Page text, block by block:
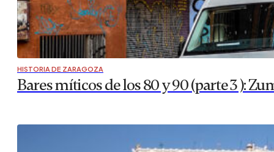
HISTORIA DE ZARAGOZA
Bares míticos de los 80 y 90 (parte 3 ):